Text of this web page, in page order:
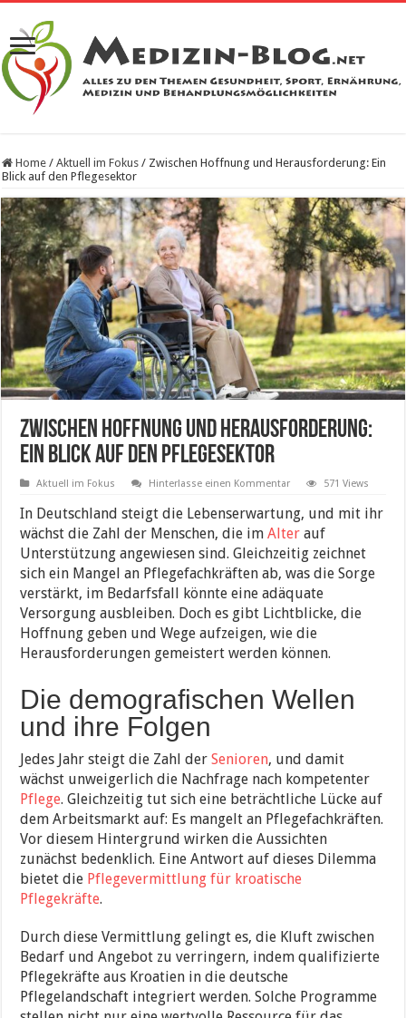
Home / Aktuell im Fokus / Zwischen Hoffnung und Herausforderung: Ein
Blick auf den Pflegesektor
Zwischen Hoffnung und Herausforderung:
Ein Blick auf den Pflegesektor
Aktuell im Fokus Hinterlasse einen Kommentar 571 Views
In Deutschland steigt die Lebenserwartung, und mit ihr
wächst die Zahl der Menschen, die imAlter auf
Unterstützung angewiesen sind. Gleichzeitig zeichnet
sich ein Mangel an Pflegefachkräften ab, was die Sorge
verstärkt, im Bedarfsfall könnte eine adäquate
Versorgung ausbleiben. Doch es gibt Lichtblicke, die
Hoffnung geben und Wege aufzeigen, wie die
Herausforderungen gemeistert werden können.
Die demografischen Wellen
und ihre Folgen
Jedes Jahr steigt die Zahl derSenioren, und damit
wächst unweigerlich die Nachfrage nach kompetenter
Pflege. Gleichzeitig tut sich eine beträchtliche Lücke auf
dem Arbeitsmarkt auf: Es mangelt an Pflegefachkräften.
Vor diesem Hintergrund wirken die Aussichten
zunächst bedenklich. Eine Antwort auf dieses Dilemma
bietet die Pflegevermittlung für kroatische
Pflegekräfte.
Durch diese Vermittlung gelingt es, die Kluft zwischen
Bedarf und Angebot zu verringern, indem qualifizierte
Pflegekräfte aus Kroatien in die deutsche
Pflegelandschaft integriert werden. Solche Programme